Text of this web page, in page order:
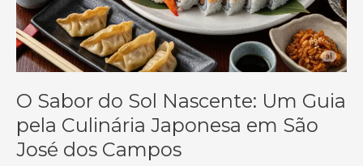
O Sabor do Sol Nascente: Um Guia
pela Culinária Japonesa em São
José dos Campos